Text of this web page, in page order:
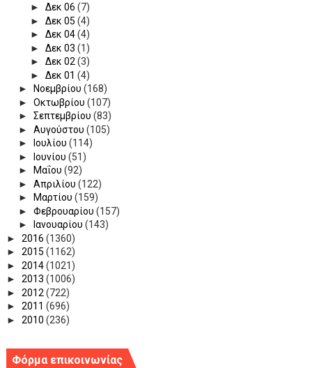
► Δεκ 06 (7)
► Δεκ 05 (4)
► Δεκ 04(4)
► Δεκ 03 (1)
► Δεκ 02(3)
► Δεκ 01 (4)
►
Νοεμβρίου (168)
► Οκτωβρίου (107)
► Σεπτεμβρίου (83)
► Αυγούστου (105)
►
Ιουλίου (114)
►
Ιουνίου (51)
►
Μαΐου (92)
► Απριλίου (122)
►
Μαρτίου (159)
► Φεβρουαρίου (157)
►
Ιανουαρίου (143)
► 2016 (1360)
► 2015 (1162)
► 2014(1021)
► 2013 (1006)
► 2012 (722)
► 2011 (696)
► 2010 (236)
Φόρμα επικοινωνίας